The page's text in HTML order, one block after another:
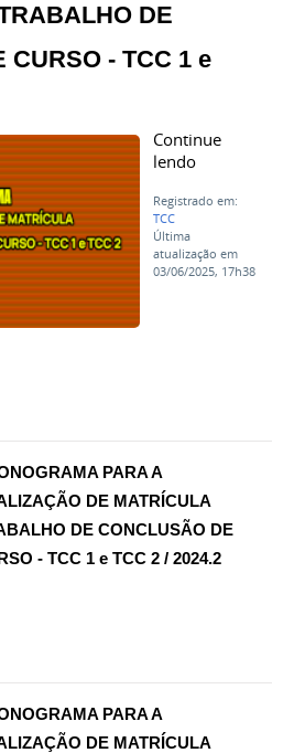
DE
CURSO - TCC 1 e
Continue
lendo
Registrado em:
TCC
Última
atualização em
03/06/2025, 17h38
PARA A
DE MATRÍCULA
DE CONCLUSÃO DE
- TCC 1 e TCC 2 / 2024.2
PARA A
DE MATRÍCULA